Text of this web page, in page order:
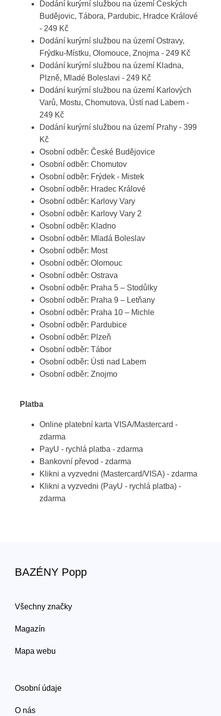
Dodání kurýrní službou na území Českých
Budějovic, Tábora, Pardubic, Hradce Králové
- 249 Kč
Dodání kurýrní službou na území Ostravy,
Frýdku-Místku, Olomouce, Znojma - 249 Kč
Dodání kurýrní službou na území Kladna,
Plzně, Mladé Boleslavi - 249 Kč
Dodání kurýrní službou na území Karlových
Varů, Mostu, Chomutova, Ústí nad Labem -
249 Kč
Dodání kurýrní službou na území Prahy - 399
Kč
Osobní odběr: České Budějovice
Osobní odběr: Chomutov
Osobní odběr: Frýdek - Mistek
Osobní odběr: Hradec Králové
Osobní odběr: Karlovy Vary
Osobní odběr: Karlovy Vary 2
Osobní odběr: Kladno
Osobní odběr: Mladá Boleslav
Osobní odběr: Most
Osobní odběr: Olomouc
Osobní odběr: Ostrava
Osobní odběr: Praha 5 – Stodůlky
Osobní odběr: Praha 9 – Letňany
Osobní odběr: Praha 10 – Michle
Osobní odběr: Pardubice
Osobní odběr: Plzeň
Osobní odběr: Tábor
Osobní odběr: Ústi nad Labem
Osobní odběr: Znojmo
Platba
Online platební karta VISA/Mastercard -
zdarma
PayU - rychlá platba - zdarma
Bankovní převod - zdarma
Klikni a vyzvedni (Mastercard/VISA) - zdarma
Klikni a vyzvedni (PayU - rychlá platba) -
zdarma
BAZÉNY Popp
Všechny značky
Magazín
Mapa webu
Osobní údaje
O nás